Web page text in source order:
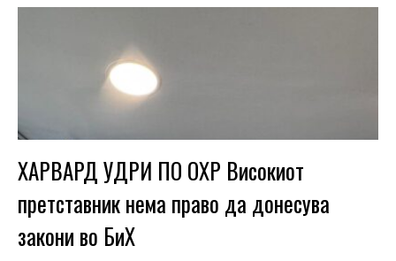
ХАРВАРД УДРИ ПО ОХР Високиот
претставник нема право да донесува
закони во БиХ